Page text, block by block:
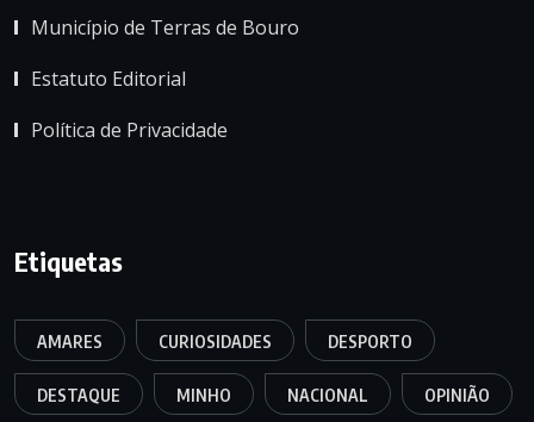
Município de Terras de Bouro
Estatuto Editorial
Política de Privacidade
Etiquetas
AMARES CURIOSIDADES DESPORTO
DESTAQUE MINHO NACIONAL OPINIÃO